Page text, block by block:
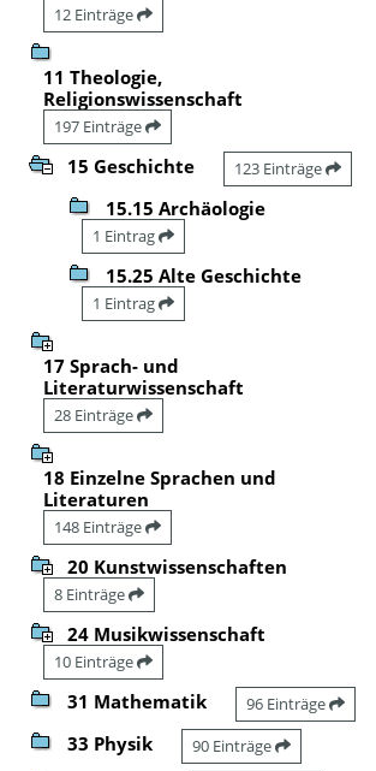
12 Einträge
11 Theologie,
Religionswissenschaft
197 Einträge
15 Geschichte 123 Einträge
15.15 Archäologie
1 Eintrag
15.25 Alte Geschichte
1 Eintrag
17 Sprach- und
Literaturwissenschaft
28 Einträge
18 Einzelne Sprachen und
Literaturen
148 Einträge
20 Kunstwissenschaften
8 Einträge
24 Musikwissenschaft
10 Einträge
31 Mathematik 96 Einträge
33 Physik 90 Einträge